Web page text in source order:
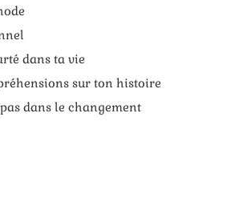
dans ta vie
sur ton histoire
dans le changement